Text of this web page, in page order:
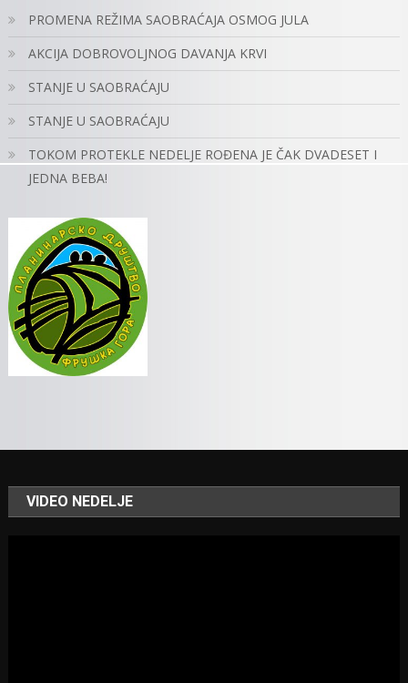
PROMENA REŽIMA SAOBRAĆAJA OSMOG JULA
AKCIJA DOBROVOLJNOG DAVANJA KRVI
STANJE U SAOBRAĆAJU
STANJE U SAOBRAĆAJU
TOKOM PROTEKLE NEDELJE ROĐENA JE ČAK DVADESET I
JEDNA BEBA!
VIDEO NEDELJE